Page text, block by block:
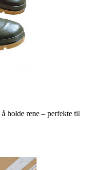
holde rene – perfekte til